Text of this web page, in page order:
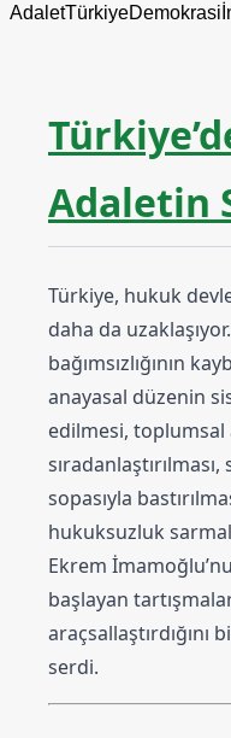
AdaletTürkiyeDemokrasi
Adaletin
Türkiye, hukuk
daha da
bağımsızlığının
anayasal düzenin
edilmesi,
sopasıyla
hukuksuzluk
Ekrem
başlayan
serdi.